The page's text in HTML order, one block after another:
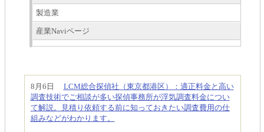
製造業
産業Naviページ
8月6日 LCM総合探偵社（東京都港区）：適正料金と高い
調査技術でご相談が多い探偵事務所が浮気調査料金につい
て解説。見積り依頼する前に知っておきたい調査費用の仕
組みなどがわかります。